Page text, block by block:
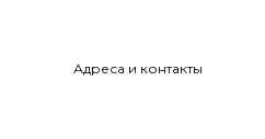
Адреса и контакты